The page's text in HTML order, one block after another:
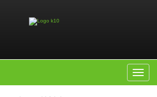
Toggle